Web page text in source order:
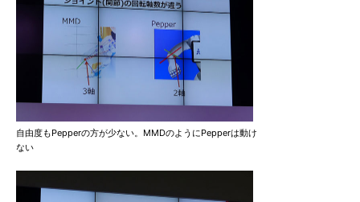
自由度もPepperの方が少ない。MMDのようにPepperは動け
ない